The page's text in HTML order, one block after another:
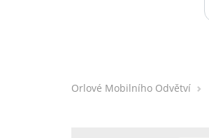
Orlové Mobilního Odvětví